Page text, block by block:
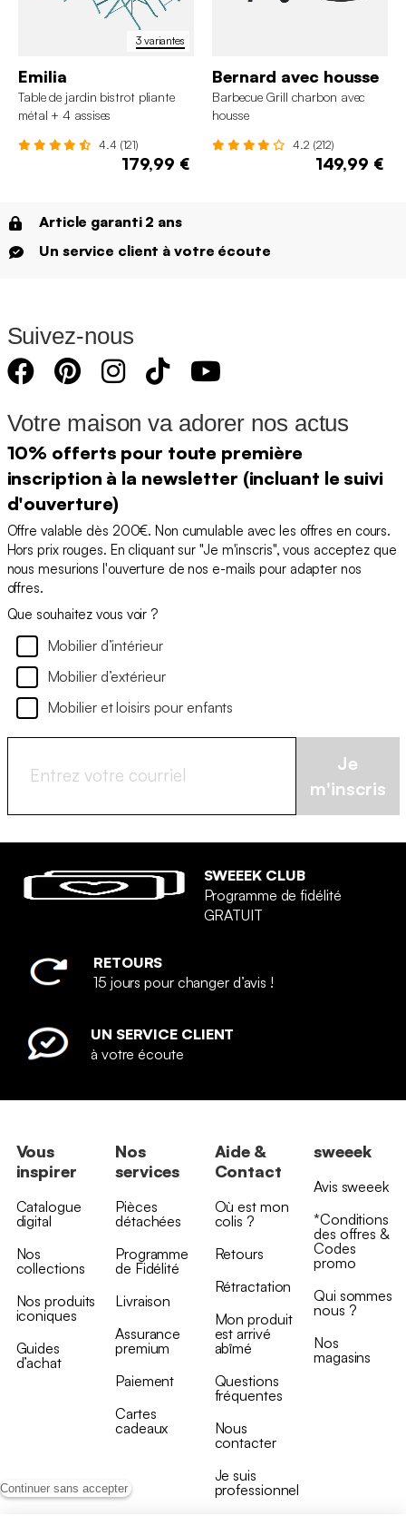
Continuer sans accepter
3 variantes
Emilia
Table de jardin bistrot pliante
métal + 4 assises
4.4 (121)
179,99 €
Bernard avec housse
Barbecue Grill charbon avec
housse
4.2 (212)
149,99 €
Article garanti 2 ans
Un service client à votre écoute
Suivez-nous
Votre maison va adorer nos actus
10% offerts pour toute première
inscription à la newsletter (incluant le suivi
d'ouverture)
Offre valable dès 200€. Non cumulable avec les offres en cours.
Hors prix rouges. En cliquant sur "Je m'inscris", vous acceptez que
nous mesurions l'ouverture de nos e-mails pour adapter nos
offres.
Que souhaitez vous voir ?
Mobilier d’intérieur
Mobilier d’extérieur
Mobilier et loisirs pour enfants
Je
m'inscris
SWEEEK CLUB
Programme de fidélité
GRATUIT
RETOURS
15 jours pour changer d’avis !
UN SERVICE CLIENT
à votre écoute
Vous
inspirer
Catalogue
digital
Nos
collections
Nos produits
iconiques
Guides
d’achat
Nos
services
Pièces
détachées
Programme
de Fidélité
Livraison
Assurance
premium
Paiement
Cartes
cadeaux
Aide &
Contact
Où est mon
colis ?
Retours
Rétractation
Mon produit
est arrivé
abîmé
Questions
fréquentes
Nous
contacter
Je suis
professionnel
sweeek
Avis sweeek
*Conditions
des offres &
Codes
promo
Qui sommes
nous ?
Nos
magasins